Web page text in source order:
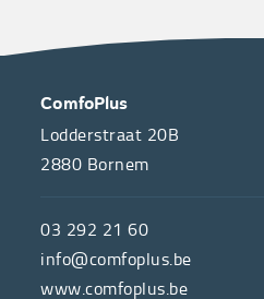
OVER
ONS
de
hulpmiddelenwinkel
van
CONTACT
ComfoPlus
Lodderstraat 20B
2880 Bornem
03 292 21 60
info@comfoplus.be
www.comfoplus.be